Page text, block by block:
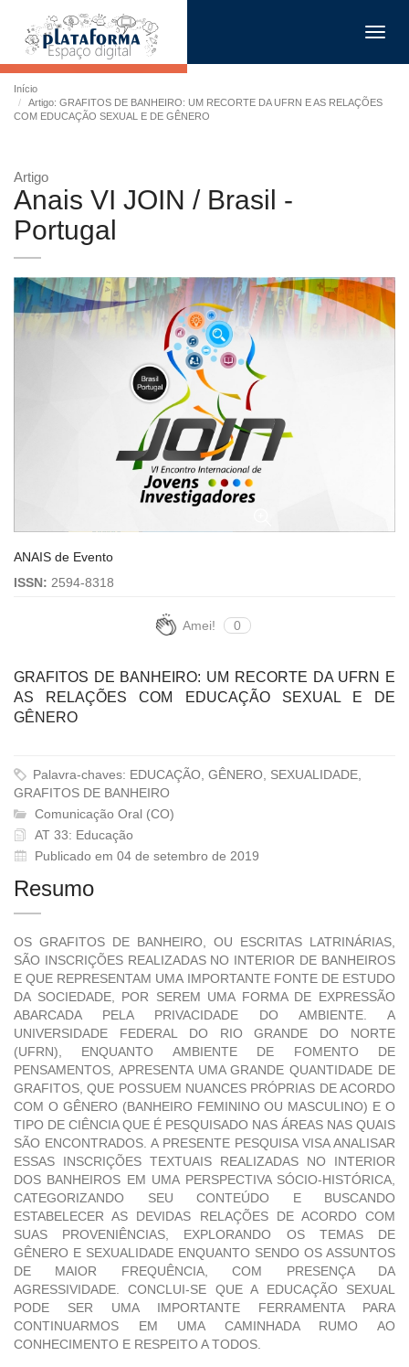
Início
Artigo: GRAFITOS DE BANHEIRO: UM RECORTE DA UFRN E AS RELAÇÕES
COM EDUCAÇÃO SEXUAL E DE GÊNERO
Artigo
Anais VI JOIN / Brasil -
Portugal
ANAIS de Evento
ISSN: 2594-8318
Amei! 0
GRAFITOS DE BANHEIRO: UM RECORTE DA UFRN E
AS RELAÇÕES COM EDUCAÇÃO SEXUAL E DE
GÊNERO
Palavra-chaves: EDUCAÇÃO, GÊNERO, SEXUALIDADE,
GRAFITOS DE BANHEIRO
Comunicação Oral (CO)
AT 33: Educação
Publicado em 04 de setembro de 2019
Resumo
OS GRAFITOS DE BANHEIRO, OU ESCRITAS LATRINÁRIAS,
SÃO INSCRIÇÕES REALIZADAS NO INTERIOR DE BANHEIROS
E QUE REPRESENTAM UMA IMPORTANTE FONTE DE ESTUDO
DA SOCIEDADE, POR SEREM UMA FORMA DE EXPRESSÃO
ABARCADA PELA PRIVACIDADE DO AMBIENTE. A
UNIVERSIDADE FEDERAL DO RIO GRANDE DO NORTE
(UFRN), ENQUANTO AMBIENTE DE FOMENTO DE
PENSAMENTOS, APRESENTA UMA GRANDE QUANTIDADE DE
GRAFITOS, QUE POSSUEM NUANCES PRÓPRIAS DE ACORDO
COM O GÊNERO (BANHEIRO FEMININO OU MASCULINO) E O
TIPO DE CIÊNCIA QUE É PESQUISADO NAS ÁREAS NAS QUAIS
SÃO ENCONTRADOS. A PRESENTE PESQUISA VISA ANALISAR
ESSAS INSCRIÇÕES TEXTUAIS REALIZADAS NO INTERIOR
DOS BANHEIROS EM UMA PERSPECTIVA SÓCIO-HISTÓRICA,
CATEGORIZANDO SEU CONTEÚDO E BUSCANDO
ESTABELECER AS DEVIDAS RELAÇÕES DE ACORDO COM
SUAS PROVENIÊNCIAS, EXPLORANDO OS TEMAS DE
GÊNERO E SEXUALIDADE ENQUANTO SENDO OS ASSUNTOS
DE MAIOR FREQUÊNCIA, COM PRESENÇA DA
AGRESSIVIDADE. CONCLUI-SE QUE A EDUCAÇÃO SEXUAL
PODE SER UMA IMPORTANTE FERRAMENTA PARA
CONTINUARMOS EM UMA CAMINHADA RUMO AO
CONHECIMENTO E RESPEITO A TODOS.